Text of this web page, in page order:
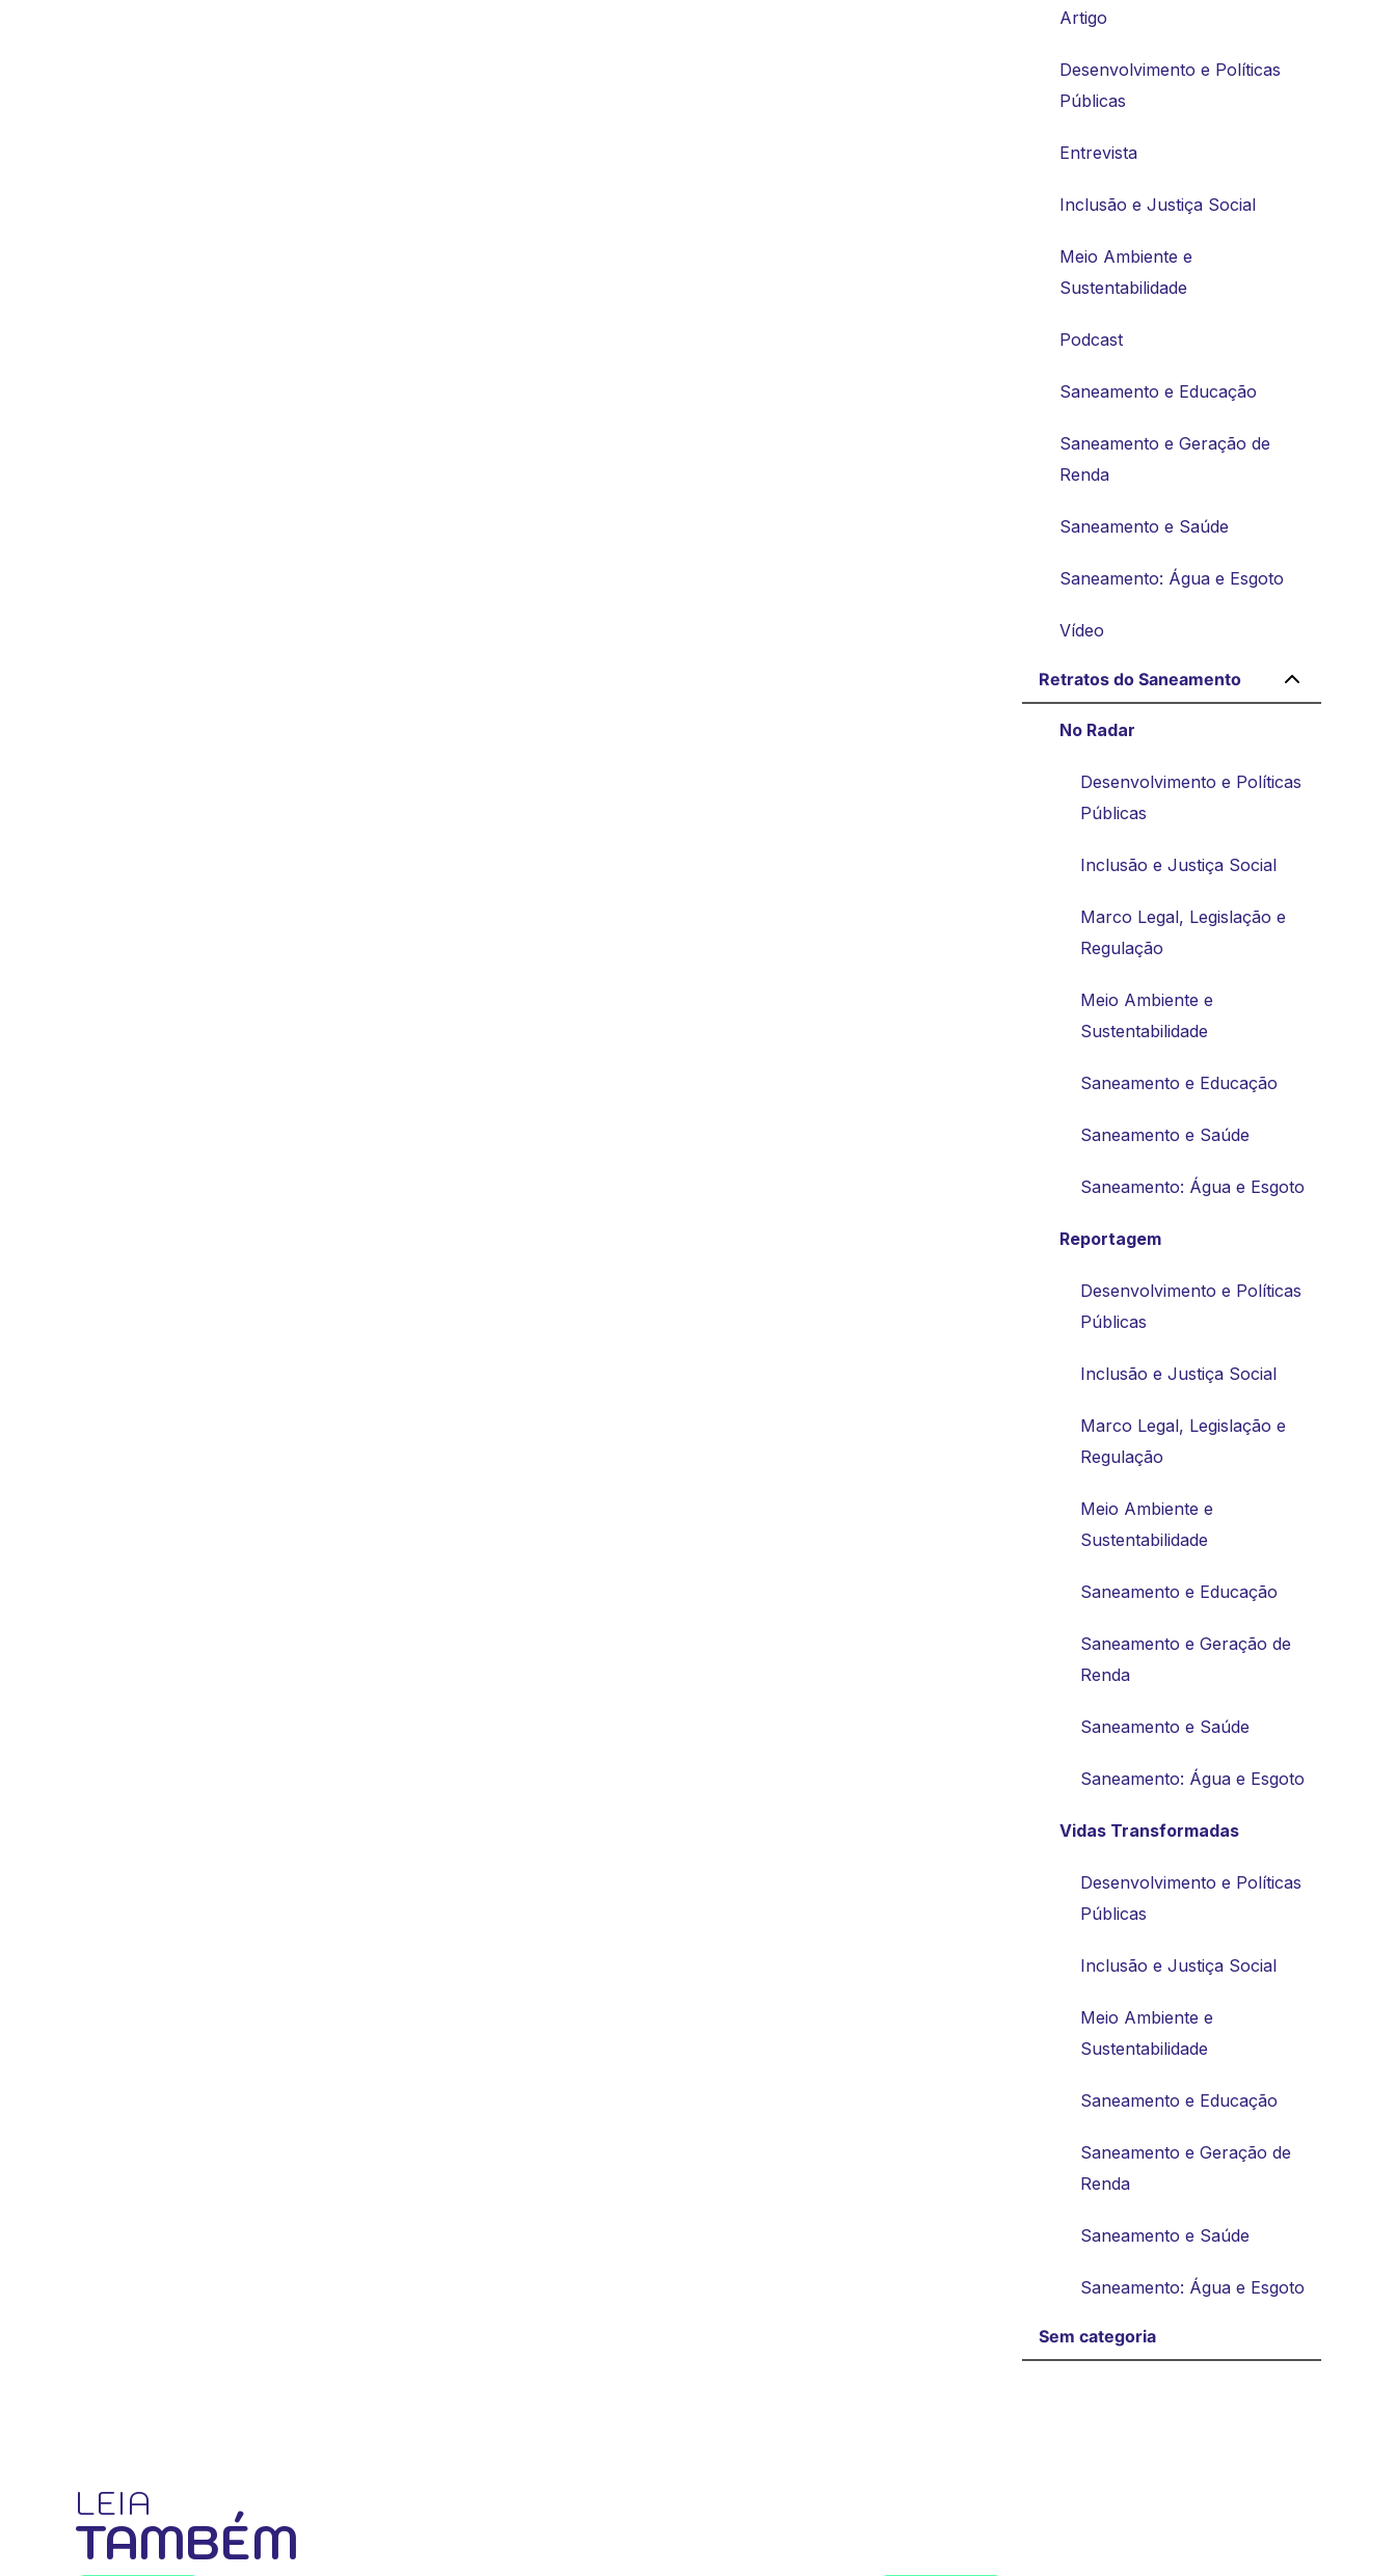
Artigo
Desenvolvimento e Políticas
Públicas
Entrevista
Inclusão e Justiça Social
Meio Ambiente e
Sustentabilidade
Podcast
Saneamento e Educação
Saneamento e Geração de
Renda
Saneamento e Saúde
Saneamento: Água e Esgoto
Vídeo
Retratos do Saneamento
No Radar
Desenvolvimento e Políticas
Públicas
Inclusão e Justiça Social
Marco Legal, Legislação e
Regulação
Meio Ambiente e
Sustentabilidade
Saneamento e Educação
Saneamento e Saúde
Saneamento: Água e Esgoto
Reportagem
Desenvolvimento e Políticas
Públicas
Inclusão e Justiça Social
Marco Legal, Legislação e
Regulação
Meio Ambiente e
Sustentabilidade
Saneamento e Educação
Saneamento e Geração de
Renda
Saneamento e Saúde
Saneamento: Água e Esgoto
Vidas Transformadas
Desenvolvimento e Políticas
Públicas
Inclusão e Justiça Social
Meio Ambiente e
Sustentabilidade
Saneamento e Educação
Saneamento e Geração de
Renda
Saneamento e Saúde
Saneamento: Água e Esgoto
Sem categoria
LEIA
TAMBÉM